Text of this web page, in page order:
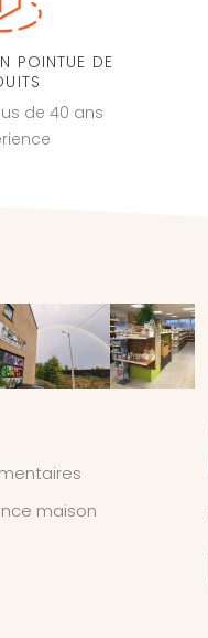
POINTUE DE
de 40 ans
maison